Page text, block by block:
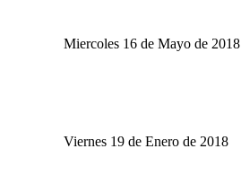
Miercoles 16 de Mayo de 2018
Viernes 19 de Enero de 2018